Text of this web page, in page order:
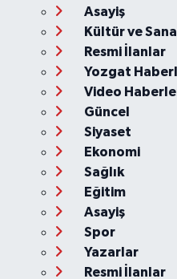
Asayiş
Kültür ve
Resmi İlanlar
Yozgat
Video
Güncel
Siyaset
Ekonomi
Sağlık
Eğitim
Asayiş
Spor
Yazarlar
Resmi İlanlar